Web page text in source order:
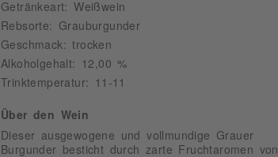
Getränkeart: Weißwein
Rebsorte: Grauburgunder
Geschmack: trocken
Alkoholgehalt: 12,00 %
Trinktemperatur: 11-11
Über den Wein
Dieser ausgewogene und vollmundige Grauer
Burgunder besticht durch zarte Fruchtaromen von